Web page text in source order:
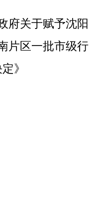
府关于赋予沈阳
片区一批市级行
》